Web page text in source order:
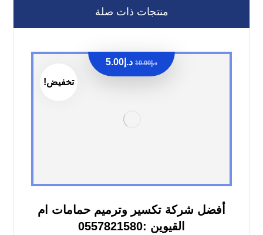
منتجات ذات صلة
تخفيض!
أفضل شركة تكسير وترميم حمامات ام
القيوين :0557821580
د.إ10.00 د.إ 5.00